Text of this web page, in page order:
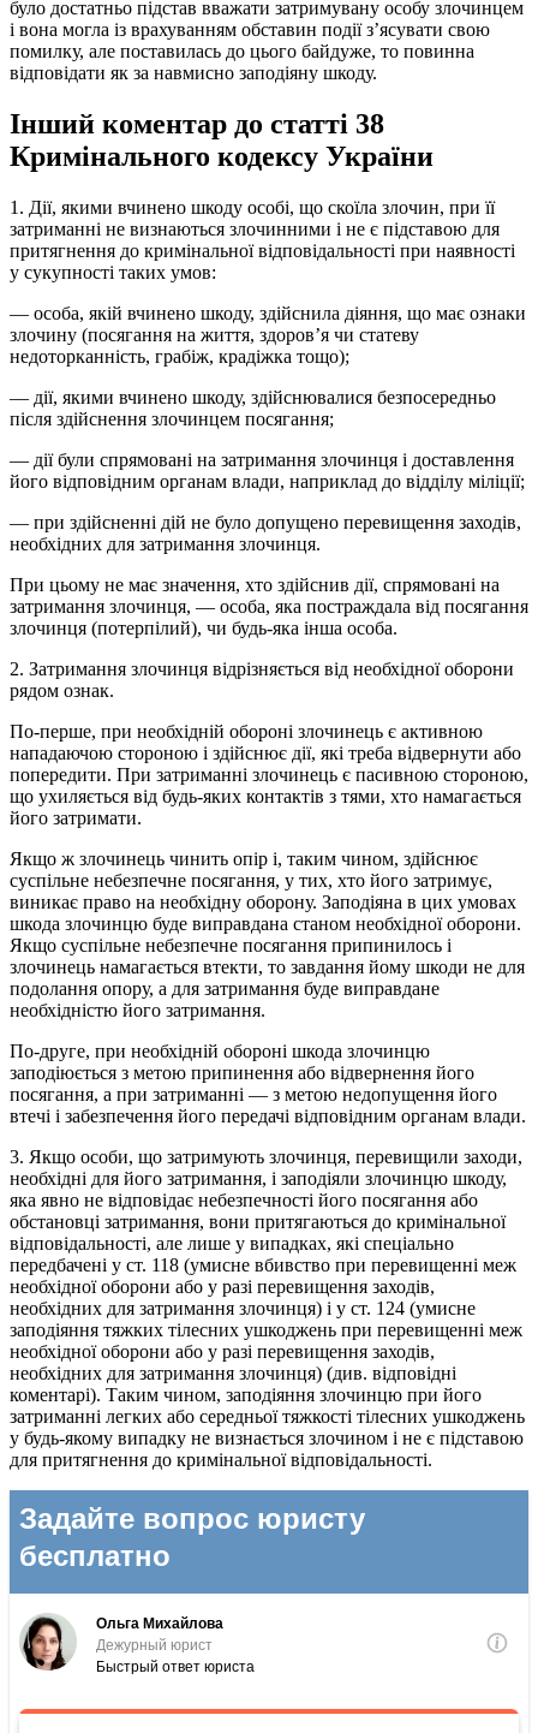
було достатньо підстав вважати затримувану особу злочинцем
і вона могла із врахуванням обставин події з’ясувати свою
помилку, але поставилась до цього байдуже, то повинна
відповідати як за навмисно заподіяну шкоду.
Інший коментар до статті 38
Кримінального кодексу України
1. Дії, якими вчинено шкоду особі, що скоїла злочин, при її
затриманні не визнаються злочинними і не є підставою для
притягнення до кримінальної відповідальності при наявності
у сукупності таких умов:
— особа, якій вчинено шкоду, здійснила діяння, що має ознаки
злочину (посягання на життя, здоров’я чи статеву
недоторканність, грабіж, крадіжка тощо);
— дії, якими вчинено шкоду, здійснювалися безпосередньо
після здійснення злочинцем посягання;
— дії були спрямовані на затримання злочинця і доставлення
його відповідним органам влади, наприклад до відділу міліції;
— при здійсненні дій не було допущено перевищення заходів,
необхідних для затримання злочинця.
При цьому не має значення, хто здійснив дії, спрямовані на
затримання злочинця, — особа, яка постраждала від посягання
злочинця (потерпілий), чи будь-яка інша особа.
2. Затримання злочинця відрізняється від необхідної оборони
рядом ознак.
По-перше, при необхідній обороні злочинець є активною
нападаючою стороною і здійснює дії, які треба відвернути або
попередити. При затриманні злочинець є пасивною стороною,
що ухиляється від будь-яких контактів з тями, хто намагається
його затримати.
Якщо ж злочинець чинить опір і, таким чином, здійснює
суспільне небезпечне посягання, у тих, хто його затримує,
виникає право на необхідну оборону. Заподіяна в цих умовах
шкода злочинцю буде виправдана станом необхідної оборони.
Якщо суспільне небезпечне посягання припинилось і
злочинець намагається втекти, то завдання йому шкоди не для
подолання опору, а для затримання буде виправдане
необхідністю його затримання.
По-друге, при необхідній обороні шкода злочинцю
заподіюється з метою припинення або відвернення його
посягання, а при затриманні — з метою недопущення його
втечі і забезпечення його передачі відповідним органам влади.
3. Якщо особи, що затримують злочинця, перевищили заходи,
необхідні для його затримання, і заподіяли злочинцю шкоду,
яка явно не відповідає небезпечності його посягання або
обстановці затримання, вони притягаються до кримінальної
відповідальності, але лише у випадках, які спеціально
передбачені у ст. 118 (умисне вбивство при перевищенні меж
необхідної оборони або у разі перевищення заходів,
необхідних для затримання злочинця) і у ст. 124 (умисне
заподіяння тяжких тілесних ушкоджень при перевищенні меж
необхідної оборони або у разі перевищення заходів,
необхідних для затримання злочинця) (див. відповідні
коментарі). Таким чином, заподіяння злочинцю при його
затриманні легких або середньої тяжкості тілесних ушкоджень
у будь-якому випадку не визнається злочином і не є підставою
для притягнення до кримінальної відповідальності.